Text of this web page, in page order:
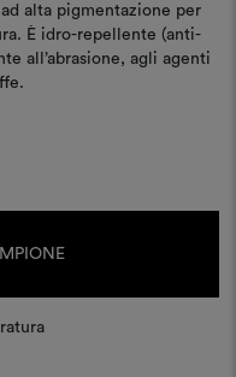
alta pigmentazione per
È idro-repellente (anti-
all’abrasione, agli agenti